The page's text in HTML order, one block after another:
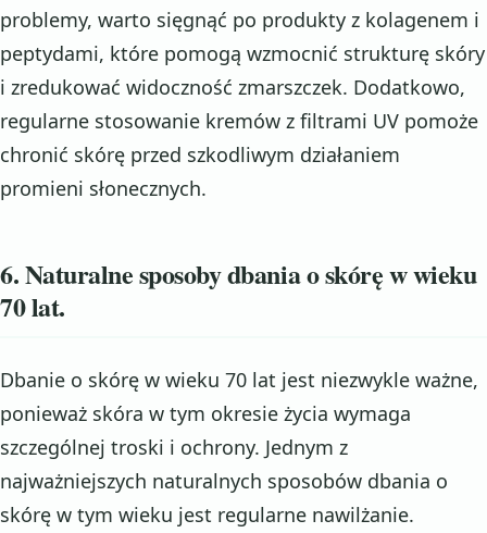
problemy, warto sięgnąć po produkty z kolagenem i
peptydami, które pomogą wzmocnić strukturę skóry
i zredukować widoczność zmarszczek. Dodatkowo,
regularne stosowanie kremów z filtrami UV pomoże
chronić skórę przed szkodliwym działaniem
promieni słonecznych.
6. Naturalne sposoby dbania o skórę w wieku
70 lat.
Dbanie o skórę w wieku 70 lat jest niezwykle ważne,
ponieważ skóra w tym okresie życia wymaga
szczególnej troski i ochrony. Jednym z
najważniejszych naturalnych sposobów dbania o
skórę w tym wieku jest regularne nawilżanie.